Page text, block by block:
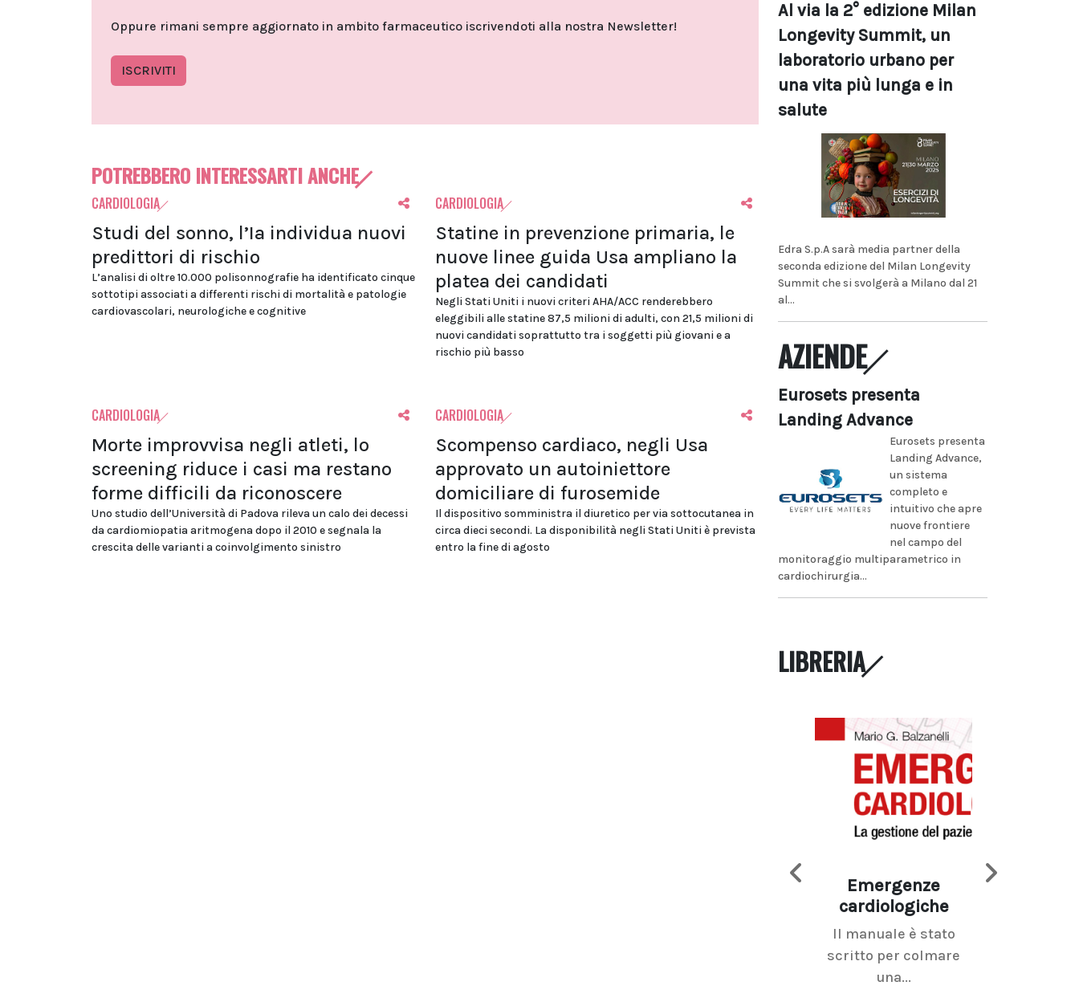
Oppure rimani sempre aggiornato in ambito farmaceutico iscrivendoti alla nostra Newsletter!
ISCRIVITI
POTREBBERO INTERESSARTI ANCHE
CARDIOLOGIA
Studi del sonno, l’Ia individua nuovi
predittori di rischio
L’analisi di oltre 10.000 polisonnografie ha identificato cinque
sottotipi associati a differenti rischi di mortalità e patologie
cardiovascolari, neurologiche e cognitive
CARDIOLOGIA
Statine in prevenzione primaria, le
nuove linee guida Usa ampliano la
platea dei candidati
Negli Stati Uniti i nuovi criteri AHA/ACC renderebbero
eleggibili alle statine 87,5 milioni di adulti, con 21,5 milioni di
nuovi candidati soprattutto tra i soggetti più giovani e a
rischio più basso
CARDIOLOGIA
Morte improvvisa negli atleti, lo
screening riduce i casi ma restano
forme difficili da riconoscere
Uno studio dell’Università di Padova rileva un calo dei decessi
da cardiomiopatia aritmogena dopo il 2010 e segnala la
crescita delle varianti a coinvolgimento sinistro
CARDIOLOGIA
Scompenso cardiaco, negli Usa
approvato un autoiniettore
domiciliare di furosemide
Il dispositivo somministra il diuretico per via sottocutanea in
circa dieci secondi. La disponibilità negli Stati Uniti è prevista
entro la fine di agosto
Al via la 2° edizione Milan
Longevity Summit, un
laboratorio urbano per
una vita più lunga e in
salute
Edra S.p.A sarà media partner della
seconda edizione del Milan Longevity
Summit che si svolgerà a Milano dal 21
al...
AZIENDE
Eurosets presenta
Landing Advance
Eurosets presenta
Landing Advance,
un sistema
completo e
intuitivo che apre
nuove frontiere
nel campo del
monitoraggio multiparametrico in
cardiochirurgia...
LIBRERIA
Emergenze
cardiologiche
Il manuale è stato
scritto per colmare
una...